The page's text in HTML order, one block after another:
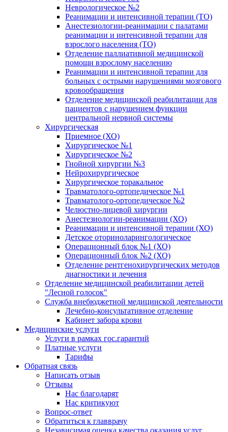
Неврологическое №2
Реанимации и интенсивной терапии (ТО)
Анестезиологии-реанимации с палатами
реанимации и интенсивной терапии для
взрослого населения (ТО)
Отделение паллиативной медицинской
помощи взрослому населению
Реанимации и интенсивной терапии для
больных с острыми нарушениями мозгового
кровообращения
Отделение медицинской реабилитации для
пациентов с нарушением функции
центральной нервной системы
Хирургическая
Приемное (ХО)
Хирургическое №1
Хирургическое №2
Гнойной хирургии №3
Нейрохирургическое
Хирургическое торакальное
Травматолого-ортопедическое №1
Травматолого-ортопедическое №2
Челюстно-лицевой хирургии
Анестезиологии-реанимации (ХО)
Реанимации и интенсивной терапии (ХО)
Детское оториноларингологическое
Операционный блок №1 (ХО)
Операционный блок №2 (ХО)
Отделение рентгенохирургических методов
диагностики и лечения
Отделение медицинской реабилитации детей
"Лесной голосок"
Служба внебюджетной медицинской деятельности
Лечебно-консультативное отделение
Кабинет забора крови
Медицинские услуги
Услуги в рамках гос.гарантий
Платные услуги
Тарифы
Обратная связь
Написать отзыв
Отзывы
Нас благодарят
Нас критикуют
Вопрос-ответ
Обратиться к главврачу
Независимая оценка качества оказания услуг